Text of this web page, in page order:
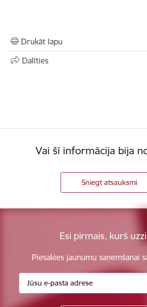
Drukāt lapu
Dalīties
Vai šī informācija bija
Sniegt atsauksmi
Esi pirmais, kurš
Piesakies jaunumu saņemšanai